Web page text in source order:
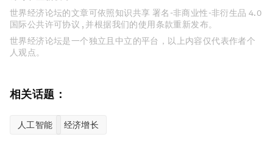
世界经济论坛的文章可依照知识共享 署名-非商业性-非衍生品 4.0
国际公共许可协议 , 并根据我们的使用条款重新发布。
世界经济论坛是一个独立且中立的平台，以上内容仅代表作者个
人观点。
相关话题：
人工智能 经济增长